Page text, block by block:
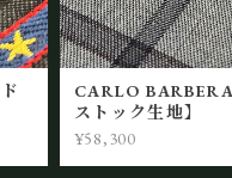
CARLO
ストック生地】
¥58,300